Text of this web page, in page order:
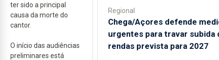
ter sido a principal
causa da morte do
cantor.
O início das audiências
preliminares está
Regional
Chega/Açores defende
urgentes para travar subida
rendas prevista para 2027